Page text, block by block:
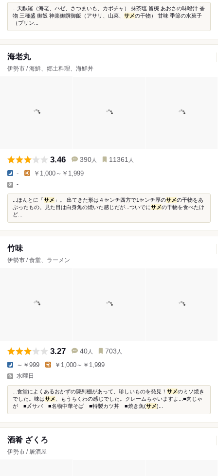
...天麩羅（海老、ハゼ、さつまいも、カボチャ） 抹茶塩 留椀 あおさの味噌汁 香
物 三種盛 御飯 神楽御饌御飯（アサリ、山菜、 サメの干物） 甘味 季節の水菓子
（プリン...
海老丸
伊勢市 / 海鮮、郷土料理、海鮮丼
3.46 390 人 11361 人
- ￥1,000～￥1,999
-
...ほんとに「 サメ 」。 出てきた形は４センチ四方で1センチ厚のサメの干物をあ
ぶったもの。見た目は白身魚の焼いた感じだが...ついでにサメの干物を食べたけ
ど...
竹味
伊勢市 / 食堂、ラーメン
3.27 40 人 703 人
～￥999 ￥1,000～￥1,999
水曜日
...食堂によくあるおかずの陳列棚があって、珍しいものを発見！ サメのミソ焼き
でした。味はサメ 、もうちくわの感じでした。クレームちゃいますよ...■肉じゃ
が ■〆サバ ■名物中華そば ■特製カツ丼 ■焼き魚(サメ)...
酒肴 ざくろ
伊勢市 / 居酒屋